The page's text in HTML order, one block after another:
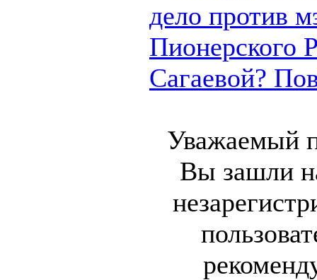
дело против
Пионерского
Сагаевой?
Уважаемый
Вы зашли